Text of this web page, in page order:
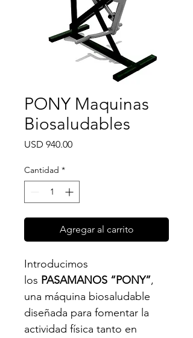
PONY Maquinas
Biosaludables
USD 940.00Precio
Cantidad *
Agregar al carrito
Introducimos
los PASAMANOS “PONY”,
una máquina biosaludable
diseñada para fomentar la
actividad física tanto en